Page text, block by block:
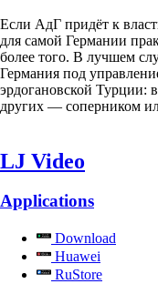
Если АдГ придёт к
для самой Германии
более того. В лучшем
Германия под
эрдогановской Турции:
других — соперником
LJ Video
Applications
Download
Huawei
RuStore